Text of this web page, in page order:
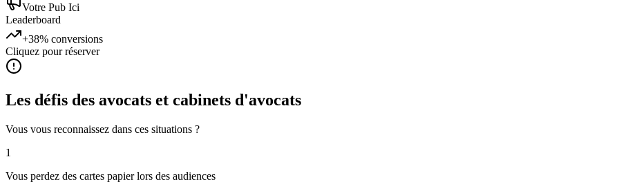
Votre Pub Ici
Leaderboard
+38% conversions
Cliquez pour réserver
Les défis des avocats et cabinets d'avocats
Vous vous reconnaissez dans ces situations ?
1
Vous perdez des cartes papier lors des audiences